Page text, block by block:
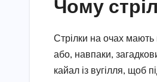
Чому
Стрілки на очах мають
або, навпаки,
кайал із вугілля, щоб